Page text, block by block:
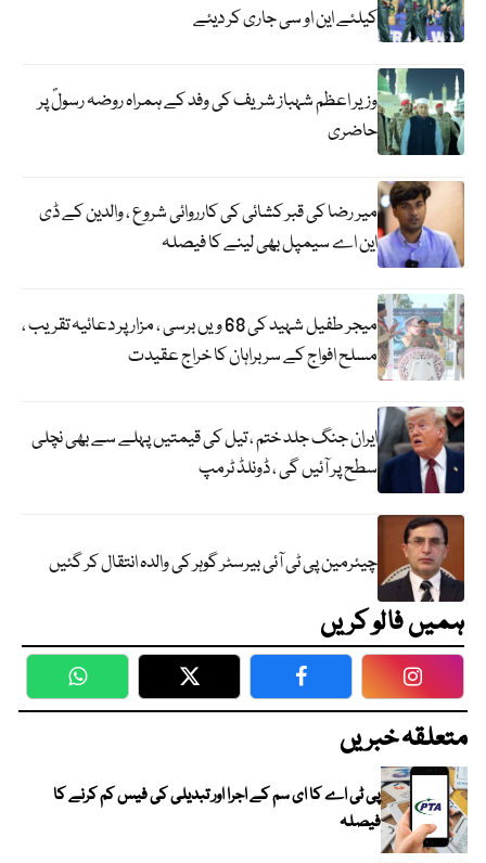
کیلئے این او سی جاری کر دیئے
وزیر اعظم شہباز شریف کی وفد کے ہمراہ روضہ رسولؐ پر
حاضری
میر رضا کی قبر کشائی کی کارروائی شروع ، والدین کے ڈی
این اے سیمپل بھی لینے کا فیصلہ
میجر طفیل شہید کی 68 ویں برسی ، مزار پر دعائیہ تقریب ،
مسلح افواج کے سربراہان کا خراج عقیدت
ایران جنگ جلد ختم ، تیل کی قیمتیں پہلے سے بھی نچلی
سطح پر آئیں گی ، ڈونلڈ ٹرمپ
چیئرمین پی ٹی آئی بیرسٹر گوہر کی والدہ انتقال کر گئیں
ہمیں فالو کریں
WhatsApp Twitter Facebook
متعلقہ خبریں
پی ٹی اے کا ای سم کے اجرا اور تبدیلی کی فیس کم کرنے کا
فیصلہ